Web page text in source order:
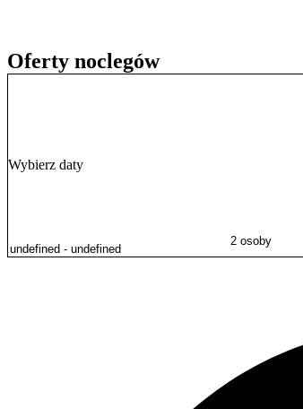
Oferty noclegów
Wybierz daty
2 osoby